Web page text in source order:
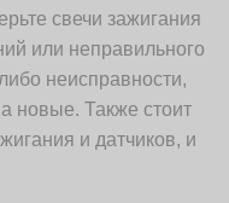
свечи зажигания
или неправильного
неисправности,
новые. Также стоит
и датчиков, и